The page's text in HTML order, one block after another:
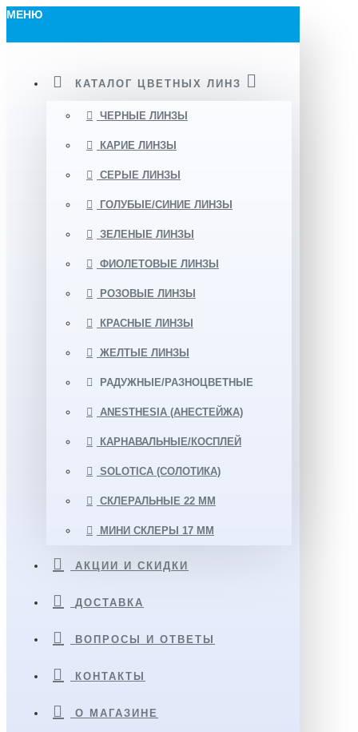
МЕНЮ
КАТАЛОГ ЦВЕТНЫХ ЛИНЗ
ЧЕРНЫЕ ЛИНЗЫ
КАРИЕ ЛИНЗЫ
СЕРЫЕ ЛИНЗЫ
ГОЛУБЫЕ/СИНИЕ ЛИНЗЫ
ЗЕЛЕНЫЕ ЛИНЗЫ
ФИОЛЕТОВЫЕ ЛИНЗЫ
РОЗОВЫЕ ЛИНЗЫ
КРАСНЫЕ ЛИНЗЫ
ЖЕЛТЫЕ ЛИНЗЫ
РАДУЖНЫЕ/РАЗНОЦВЕТНЫЕ
ANESTHESIA (АНЕСТЕЙЖА)
КАРНАВАЛЬНЫЕ/КОСПЛЕЙ
SOLOTICA (СОЛОТИКА)
СКЛЕРАЛЬНЫЕ 22 ММ
МИНИ СКЛЕРЫ 17 ММ
АКЦИИ И СКИДКИ
ДОСТАВКА
ВОПРОСЫ И ОТВЕТЫ
КОНТАКТЫ
О МАГАЗИНЕ